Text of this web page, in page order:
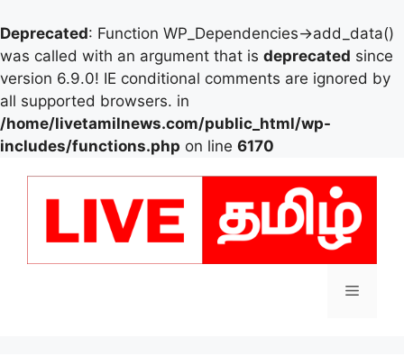
Deprecated: Function WP_Dependencies->add_data()
was called with an argument that is deprecated since
version 6.9.0! IE conditional comments are ignored by
all supported browsers. in
/home/livetamilnews.com/public_html/wp-
includes/functions.php on line 6170
Menu